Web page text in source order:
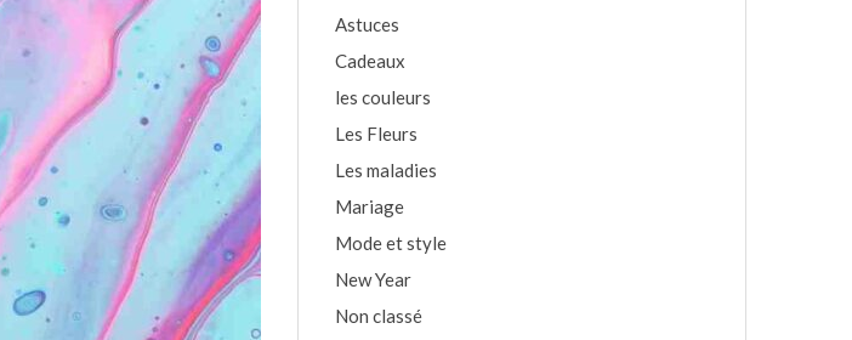
Astuces
Cadeaux
les couleurs
Les Fleurs
Les maladies
Mariage
Mode et style
New Year
Non classé